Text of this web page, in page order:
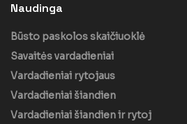
Naudinga
Būsto paskolos skaičiuoklė
Savaitės vardadieniai
Vardadieniai rytojaus
Vardadieniai šiandien
Vardadieniai šiandien ir rytoj